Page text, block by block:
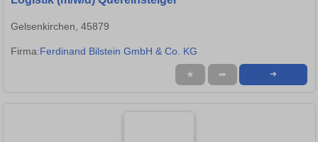
Gelsenkirchen, 45879
Firma:Ferdinand Bilstein GmbH & Co. KG
★ ➦ ➜